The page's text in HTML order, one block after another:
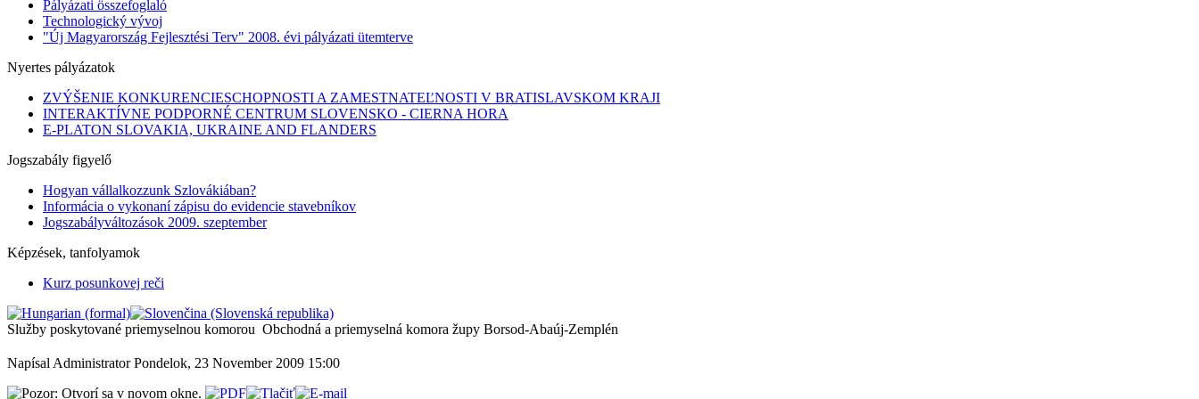
Pályázati összefoglaló
Technologický vývoj
"Új Magyarország Fejlesztési Terv" 2008. évi pályázati ütemterve
Nyertes pályázatok
ZVÝŠENIE KONKURENCIESCHOPNOSTI A ZAMESTNATEĽNOSTI V BRATISLAVSKOM KRAJI
INTERAKTÍVNE PODPORNÉ CENTRUM SLOVENSKO - CIERNA HORA
E-PLATON SLOVAKIA, UKRAINE AND FLANDERS
Jogszabály figyelő
Hogyan vállalkozzunk Szlovákiában?
Informácia o vykonaní zápisu do evidencie stavebníkov
Jogszabályváltozások 2009. szeptember
Képzések, tanfolyamok
Kurz posunkovej reči
Služby poskytované priemyselnou komorou Obchodná a priemyselná komora župy Borsod-Abaúj-Zemplén
Napísal AdministratorPondelok, 23 November 2009 15:00